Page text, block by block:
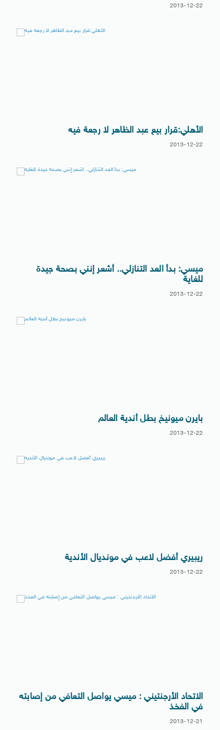
2013-12-22
الأهلي:قرار بيع عبد الظاهر لا رجعة فيه
2013-12-22
ميسي: بدأ العد التنازلي.. أشعر إنني بصحة جيدة
للغاية
2013-12-22
بايرن ميونيخ بطل أندية العالم
2013-12-22
ريبيري أفضل لاعب في مونديال الأندية
2013-12-22
الاتحاد الأرجنتيني : ميسي يواصل التعافي من إصابته
في الفخذ
2013-12-21